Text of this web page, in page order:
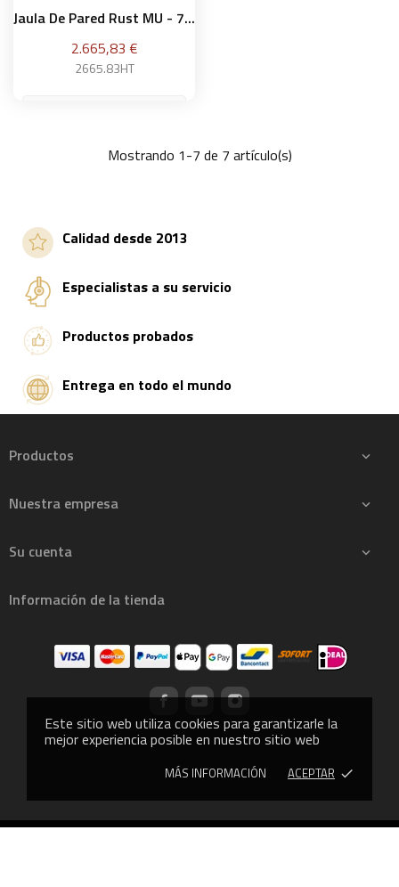
Este sitio web utiliza cookies para garantizarle la
mejor experiencia posible en nuestro sitio web
MÁS INFORMACIÓN ACEPTAR done
Jaula De Pared Rust MU - 7...
Precio
2.665,83 €
2665.83HT
Añadir a la cestaMostrando 1-7 de 7 artículo(s)
Calidad desde 2013
Especialistas a su servicio
Productos probados
Entrega en todo el mundo
Productos 
Nuestra empresa 
Su cuenta 
Información de la tienda